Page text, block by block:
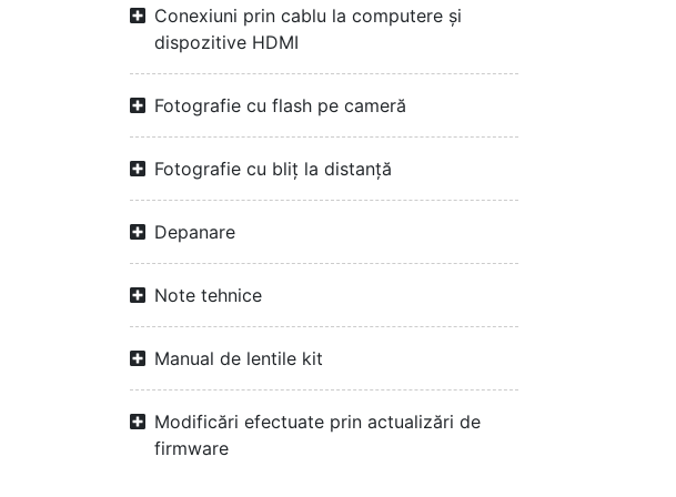
Conexiuni prin cablu la computere și
dispozitive HDMI
Fotografie cu flash pe cameră
Fotografie cu bliț la distanță
Depanare
Note tehnice
Manual de lentile kit
Modificări efectuate prin actualizări de
firmware